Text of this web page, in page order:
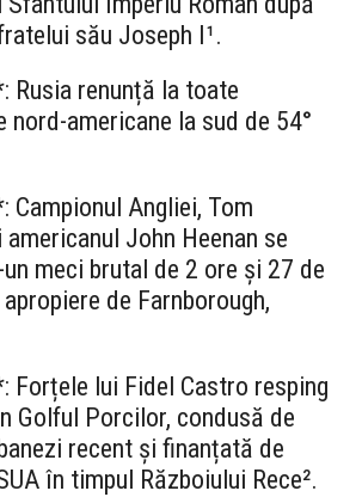
său Joseph I¹.
renunță la toate
nord-americane la sud de 54°
Angliei, Tom
americanul John Heenan se
meci brutal de 2 ore și 27 de
de Farnborough,
lui Fidel Castro resping
Golful Porcilor, condusă de
recent și finanțată de
în timpul Războiului Rece².